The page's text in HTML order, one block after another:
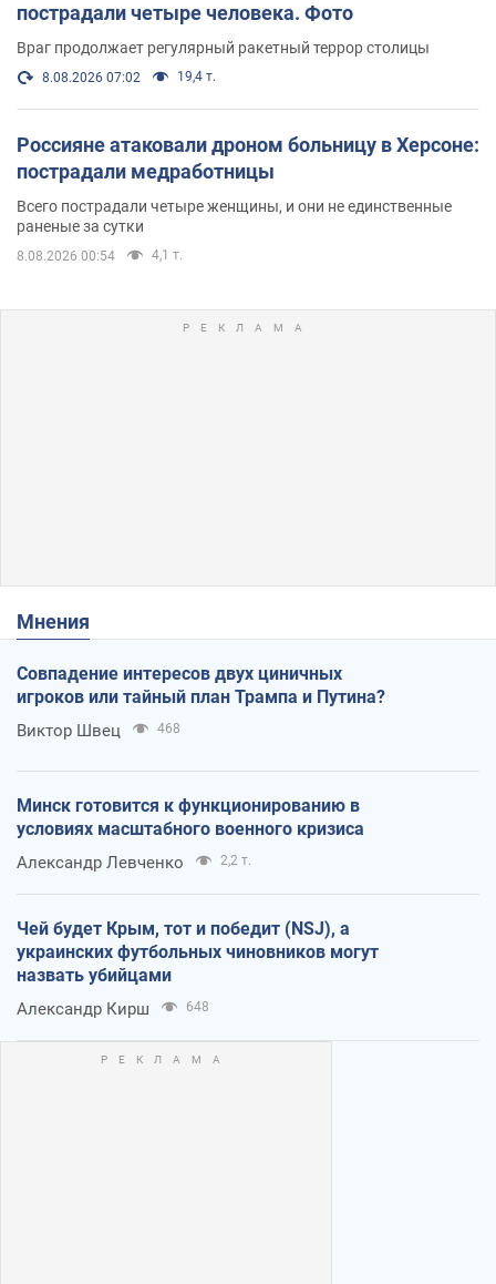
пострадали четыре человека. Фото
Враг продолжает регулярный ракетный террор столицы
8.08.2026 07:02 19,4 т.
Россияне атаковали дроном больницу в Херсоне:
пострадали медработницы
Всего пострадали четыре женщины, и они не единственные
раненые за сутки
8.08.2026 00:54 4,1 т.
Мнения
Совпадение интересов двух циничных
игроков или тайный план Трампа и Путина?
Виктор Швец 468
Минск готовится к функционированию в
условиях масштабного военного кризиса
Александр Левченко 2,2 т.
Чей будет Крым, тот и победит (NSJ), а
украинских футбольных чиновников могут
назвать убийцами
Александр Кирш 648